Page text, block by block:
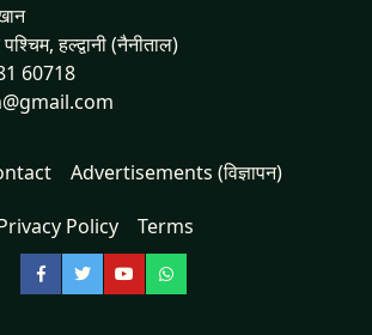
हल्द्वानी (नैनीताल)
60718
Advertisements (विज्ञापन)
Policy Terms
Facebook
TwitterYouTubeWhatsApp